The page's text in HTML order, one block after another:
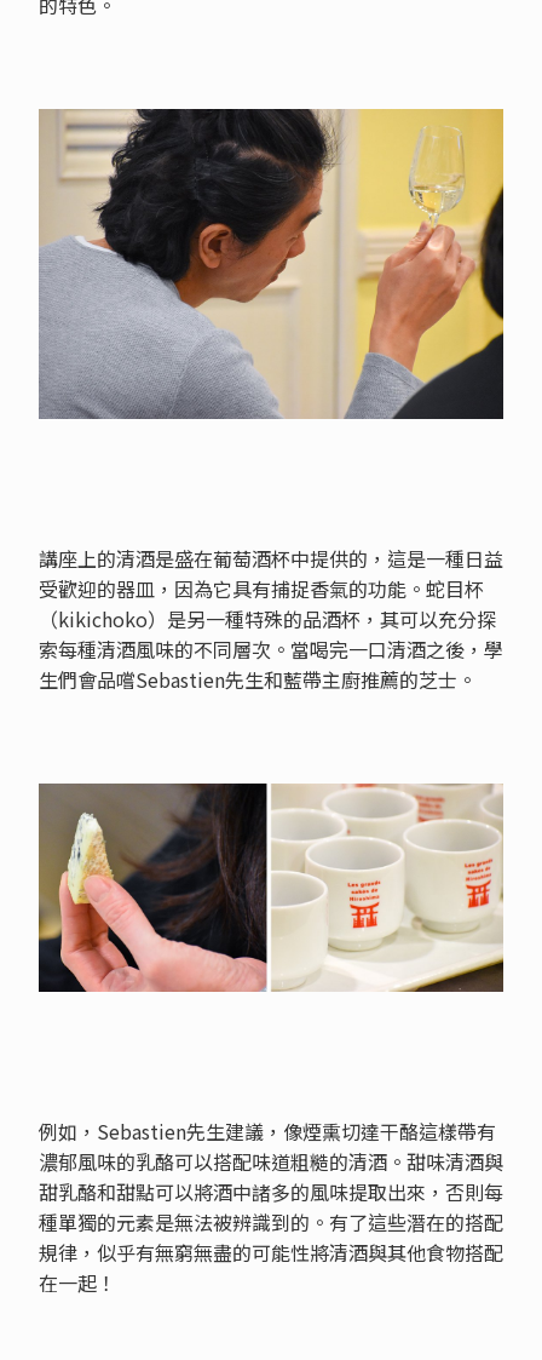
講座上的清酒是盛在葡萄酒杯中提供的，這是一種日益
受歡迎的器皿，因為它具有捕捉香氣的功能。蛇目杯
（kikichoko）是另一種特殊的品酒杯，其可以充分探
索每種清酒風味的不同層次。當喝完一口清酒之後，學
生們會品嚐Sebastien先生和藍帶主廚推薦的芝士。
例如，Sebastien先生建議，像煙熏切達干酪這樣帶有
濃郁風味的乳酪可以搭配味道粗糙的清酒。甜味清酒與
甜乳酪和甜點可以將酒中諸多的風味提取出來，否則每
種單獨的元素是無法被辨識到的。有了這些潛在的搭配
規律，似乎有無窮無盡的可能性將清酒與其他食物搭配
在一起！